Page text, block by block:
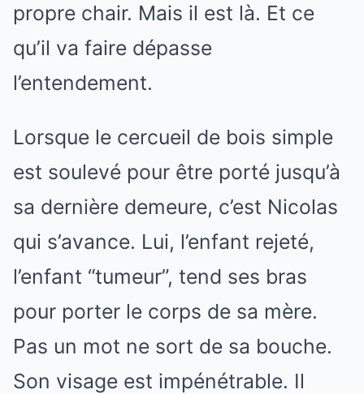
propre chair. Mais il est là. Et ce
qu’il va faire dépasse
l’entendement.
Lorsque le cercueil de bois simple
est soulevé pour être porté jusqu’à
sa dernière demeure, c’est Nicolas
qui s’avance. Lui, l’enfant rejeté,
l’enfant “tumeur”, tend ses bras
pour porter le corps de sa mère.
Pas un mot ne sort de sa bouche.
Son visage est impénétrable. Il